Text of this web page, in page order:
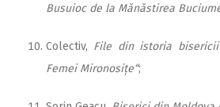
Busuioc de la Mănăstirea
Colectiv, File din istoria
Femei Mironosițe“;